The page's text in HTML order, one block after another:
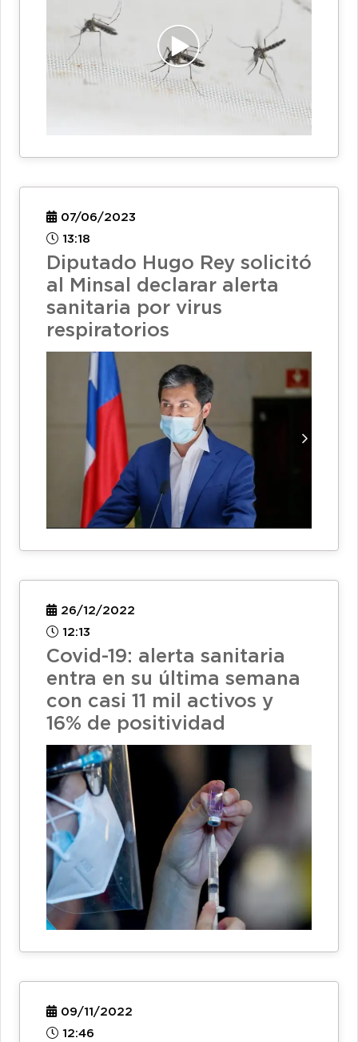
07/06/2023
13:18
Diputado Hugo Rey solicitó
al Minsal declarar alerta
sanitaria por virus
respiratorios
26/12/2022
12:13
Covid-19: alerta sanitaria
entra en su última semana
con casi 11 mil activos y
16% de positividad
09/11/2022
12:46